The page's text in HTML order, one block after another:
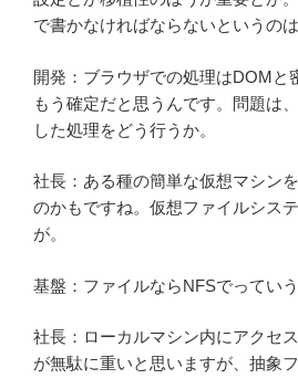
で書かなければならないというの
開発：ブラウザでの処理はDOMと
もう確定だと思うんです。問題は
した処理をどう行うか。
社長：ある種の簡単な仮想マシン
のかもですね。仮想ファイルシス
が。
基盤：ファイルならNFSでってい
社長：ローカルマシン内にアクセ
が無駄に重いと思いますが、抽象